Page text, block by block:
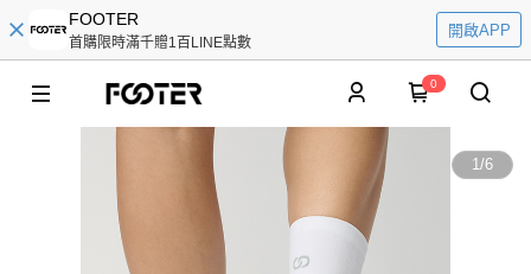
FOOTER
首購限時滿千贈1百LINE點數
開啟APP
0
1/6